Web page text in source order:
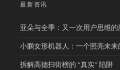
最新资讯
亚朵与全季：又一次用户思维的
小鹏女形机器人：一个照亮未来
拆解高德扫街榜的 “真实” 陷阱